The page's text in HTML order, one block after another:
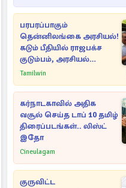
பரபரப்பாகும்
தென்னிலங்கை அரசியல்!
கடும் பீதியில் ராஜபக்ச
குடும்பம், அரசியல்
நட்புகள்
Tamilwin
கர்நாடகாவில் அதிக
வசூல் செய்த டாப் 10 தமிழ்
திரைப்படங்கள்.. லிஸ்ட்
இதோ
Cineulagam
குருவிட்ட